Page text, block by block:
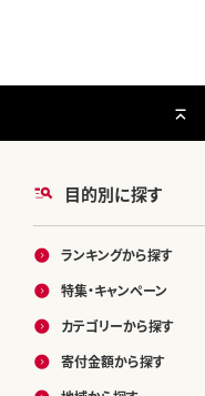
目的別に探す
ランキングから探す
特集・キャンペーン
カテゴリーから探す
寄付金額から探す